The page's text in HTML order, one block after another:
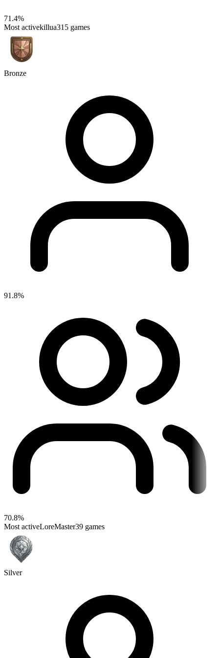
71.4%
Most activekillua31 5 games
Bronze
91.8%
70.8%
Most activeLoreMaster39 games
Silver